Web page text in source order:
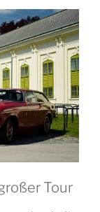
Tour